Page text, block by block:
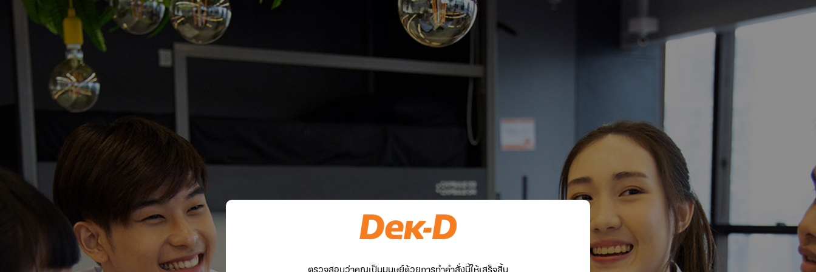
ตรวจสอบว่าคุณเป็นมนุษย์ด้วยการทำคำสั่งนี้ให้เสร็จสิ้น